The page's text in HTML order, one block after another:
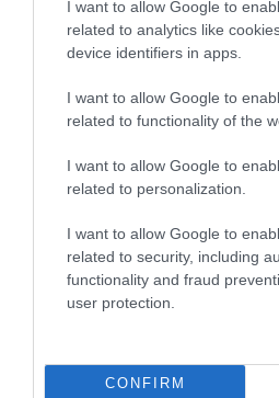
I want to allow Google to
related to analytics like
device identifiers in apps.
I want to allow Google to
related to functionality of the
I want to allow Google to
related to personalization.
I want to allow Google to
related to security, including
functionality and fraud
user protection.
CONFIRM
vendéglátás ötvözésével a
akik a különlegesen
ingatlanfejlesztési